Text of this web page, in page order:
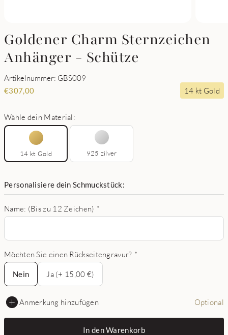
Goldener Charm Sternzeichen
Anhänger - Schütze
Artikelnummer: GBS009
€307,00 14 kt Gold
Wähle dein Material:
14 kt Gold 925 zilver
Personalisiere dein Schmuckstück:
Name: (Bis zu 12 Zeichen) *
Möchten Sie einen Rückseitengravur? *
Nein
Nein
Ja (+ 15,00 €)
Anmerkung hinzufügen Optional
In den Warenkorb